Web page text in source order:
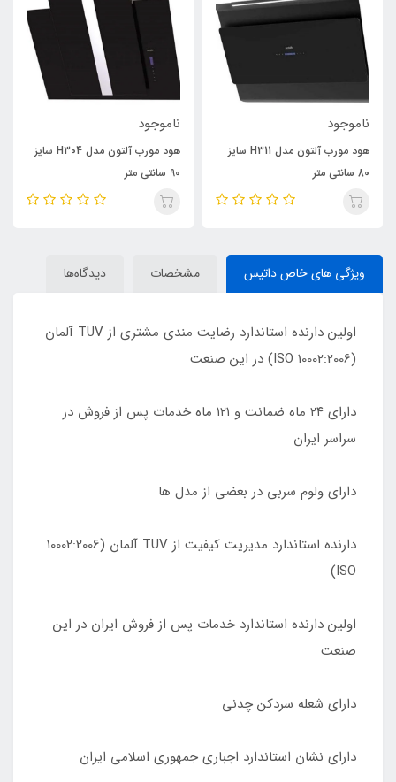
ناموجود
هود مورب آلتون مدل H311 سایز
80 سانتی متر
ناموجود
هود مورب آلتون مدل H304 سایز
90 سانتی متر
ویژگی های خاص داتیس مشخصات دیدگاه‌ها
اولین دارنده استاندارد رضایت مندی مشتری از TUV آلمان
(10002:2006 ISO) در این صنعت
دارای ٢۴ ماه ضمانت و ١٢١ ماه خدمات پس از فروش در
سراسر ایران
دارای ولوم سربی در بعضی از مدل ها
دارنده استاندارد مدیریت کیفیت از TUV آلمان (10002:2006
ISO)
اولین دارنده استاندارد خدمات پس از فروش ایران در این
صنعت
دارای شعله سردکن چدنی
دارای نشان استاندارد اجباری جمهوری اسلامی ایران